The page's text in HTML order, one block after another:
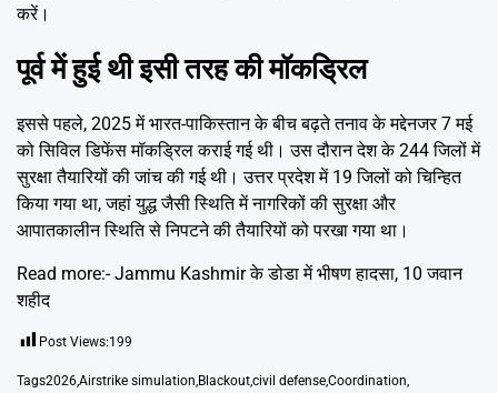
करें।
पूर्व में हुई थी इसी तरह की मॉकड्रिल
इससे पहले, 2025 में भारत-पाकिस्तान के बीच बढ़ते तनाव के मद्देनजर 7 मई
को सिविल डिफेंस मॉकड्रिल कराई गई थी। उस दौरान देश के 244 जिलों में
सुरक्षा तैयारियों की जांच की गई थी। उत्तर प्रदेश में 19 जिलों को चिन्हित
किया गया था, जहां युद्ध जैसी स्थिति में नागरिकों की सुरक्षा और
आपातकालीन स्थिति से निपटने की तैयारियों को परखा गया था।
Read more:-Jammu Kashmir के डोडा में भीषण हादसा, 10 जवान
शहीद
Post Views:199
Tags2026Airstrike simulation Blackoutcivil defenseCoordination